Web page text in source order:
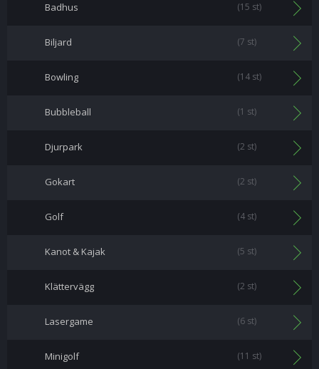
Badhus (15 st)
Biljard (7 st)
Bowling (14 st)
Bubbleball (1 st)
Djurpark (2 st)
Gokart (2 st)
Golf (4 st)
Kanot & Kajak (5 st)
Klättervägg (2 st)
Lasergame (6 st)
Minigolf (11 st)